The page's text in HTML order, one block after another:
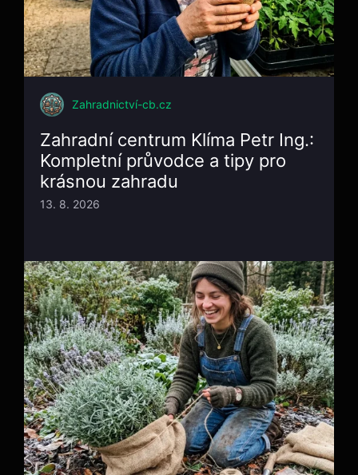
Zahradnictví-cb.cz
Zahradní centrum Klíma Petr Ing.:
Kompletní průvodce a tipy pro
krásnou zahradu
13. 8. 2026